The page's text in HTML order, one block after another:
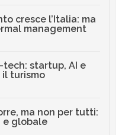
cresce l’Italia: ma
management
startup, AI e
turismo
ma non per tutti:
e globale